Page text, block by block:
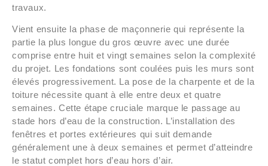
travaux.
Vient ensuite la phase de maçonnerie qui représente la
partie la plus longue du gros œuvre avec une durée
comprise entre huit et vingt semaines selon la complexité
du projet. Les fondations sont coulées puis les murs sont
élevés progressivement. La pose de la charpente et de la
toiture nécessite quant à elle entre deux et quatre
semaines. Cette étape cruciale marque le passage au
stade hors d’eau de la construction. L’installation des
fenêtres et portes extérieures qui suit demande
généralement une à deux semaines et permet d’atteindre
le statut complet hors d’eau hors d’air.